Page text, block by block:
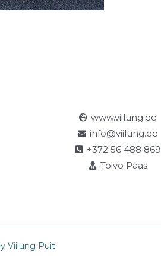
www.viilung.ee
info@viilung.ee
+372 56 488 869
Toivo Paas
Viilung Puit